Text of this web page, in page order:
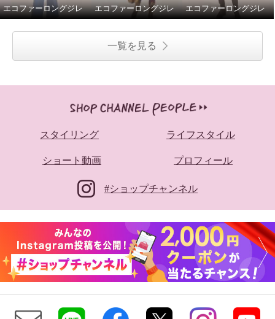
エコファーロングジレ エコファーロングジレ エコファーロングジレ
一覧を見る
スタイリング ライフスタイル
ショート動画 プロフィール
#ショップチャンネル